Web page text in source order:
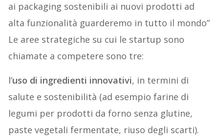
ai packaging sostenibili ai nuovi prodotti ad
alta funzionalità guarderemo in tutto il mondo”
Le aree strategiche su cui le startup sono
chiamate a competere sono tre:
l’uso di ingredienti innovativi, in termini di
salute e sostenibilità (ad esempio farine di
legumi per prodotti da forno senza glutine,
paste vegetali fermentate, riuso degli scarti).